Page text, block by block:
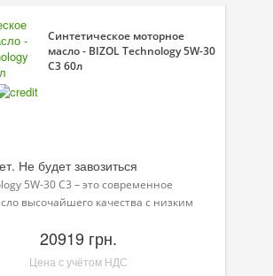
в системы охлаждения
в топливо
продукты
герметики
Синтетическое моторное
масло - BIZOL Technology 5W-30
C3 60л
Не будет завозиться
5W-30 C3 – это современное
высочайшего качества с низким
20919 грн.
Цена с учётом НДС